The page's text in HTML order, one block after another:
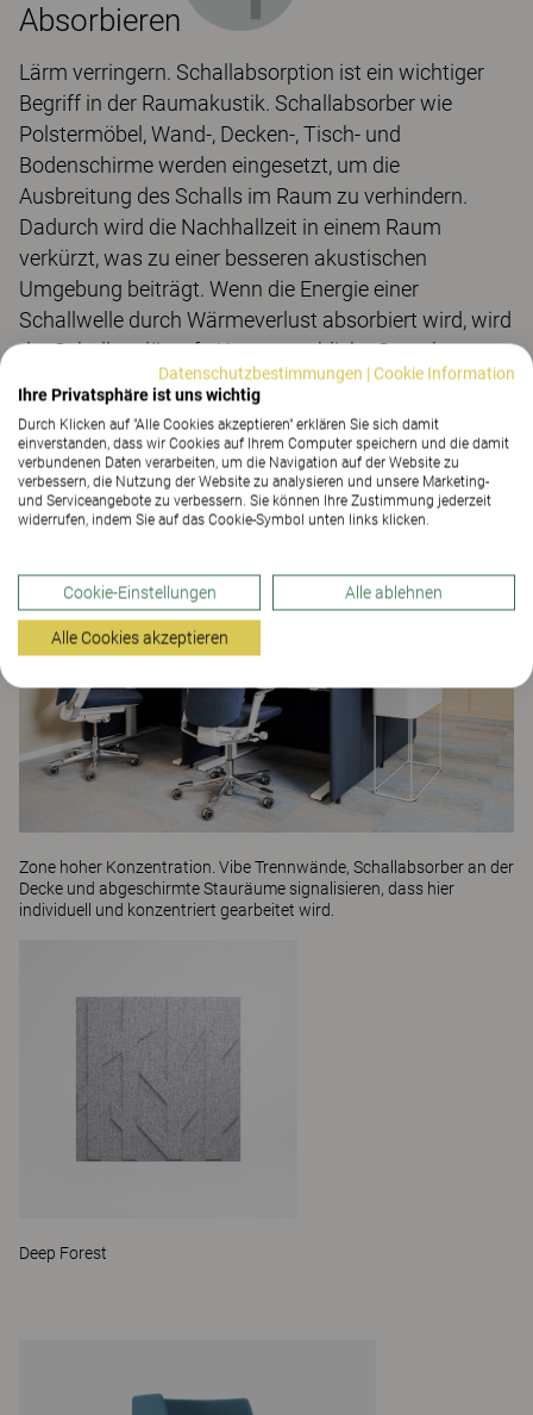
Absorbieren
Lärm verringern. Schallabsorption ist ein wichtiger
Begriff in der Raumakustik. Schallabsorber wie
Polstermöbel, Wand-, Decken-, Tisch- und
Bodenschirme werden eingesetzt, um die
Ausbreitung des Schalls im Raum zu verhindern.
Dadurch wird die Nachhallzeit in einem Raum
verkürzt, was zu einer besseren akustischen
Umgebung beiträgt. Wenn die Energie einer
Schallwelle durch Wärmeverlust absorbiert wird, wird
der Schall gedämpft. Um menschliche Sprache zu
absorbieren, muss ein Schallabsorber mindestens 40
mm dick sein.
Zone hoher Konzentration. VibeTrennwände, Schallabsorber an der
Decke und abgeschirmte Stauräume signalisieren, dass hier
individuell und konzentriert gearbeitet wird.
Deep Forest
Datenschutzbestimmungen |Cookie Information
Ihre Privatsphäre ist uns wichtig
Durch Klicken auf "Alle Cookies akzeptieren" erklären Sie sich damit
einverstanden, dass wir Cookies auf Ihrem Computer speichern und die damit
verbundenen Daten verarbeiten, um die Navigation auf der Website zu
verbessern, die Nutzung der Website zu analysieren und unsere Marketing-
und Serviceangebote zu verbessern. Sie können Ihre Zustimmung jederzeit
widerrufen, indem Sie auf das Cookie-Symbol unten links klicken.
Cookie-Einstellungen Alle ablehnen
Alle Cookies akzeptieren